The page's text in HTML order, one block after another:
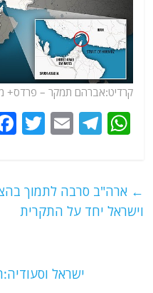
קרדיט:אברהם תמקר – פרדס+
W
s
A
T
g
ra
E
l
T
er ← ארה"ב סרבה לתמוך
וישראל יחד על התקרית
ישראל